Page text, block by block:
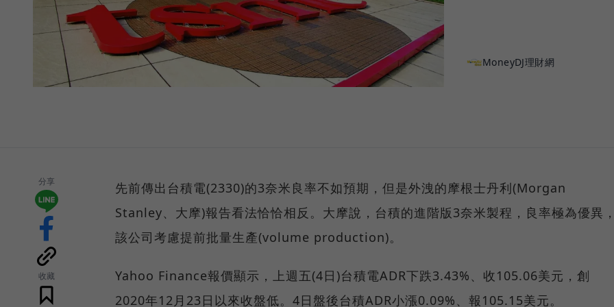
MoneyDJ理財網
分享
收藏
先前傳出台積電(2330)的3奈米良率不如預期，但是外洩的摩根士丹利(Morgan
Stanley、大摩)報告看法恰恰相反。大摩說，台積的進階版3奈米製程，良率極為優異
該公司考慮提前批量生產(volume production)。
Yahoo Finance報價顯示，上週五(4日)台積電ADR下跌3.43%、收105.06美元，創
2020年12月23日以來收盤低。4日盤後台積ADR小漲0.09%、報105.15美元。